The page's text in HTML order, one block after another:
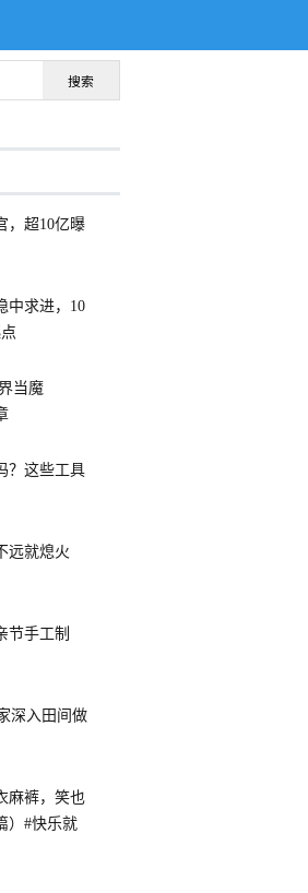
搜索
，超10亿曝
中求进，10
当魔
？这些工具
远就熄火
节手工制
深入田间做
麻裤，笑也
）#快乐就